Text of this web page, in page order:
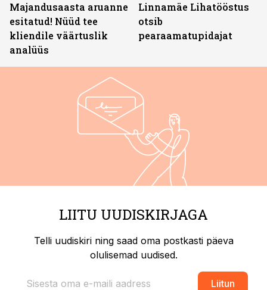
Majandusaasta aruanne
esitatud! Nüüd tee
kliendile väärtuslik
analüüs
Linnamäe Lihatööstus
otsib
pearaamatupidajat
LIITU UUDISKIRJAGA
Telli uudiskiri ning saad oma postkasti päeva
olulisemad uudised.
Liitun